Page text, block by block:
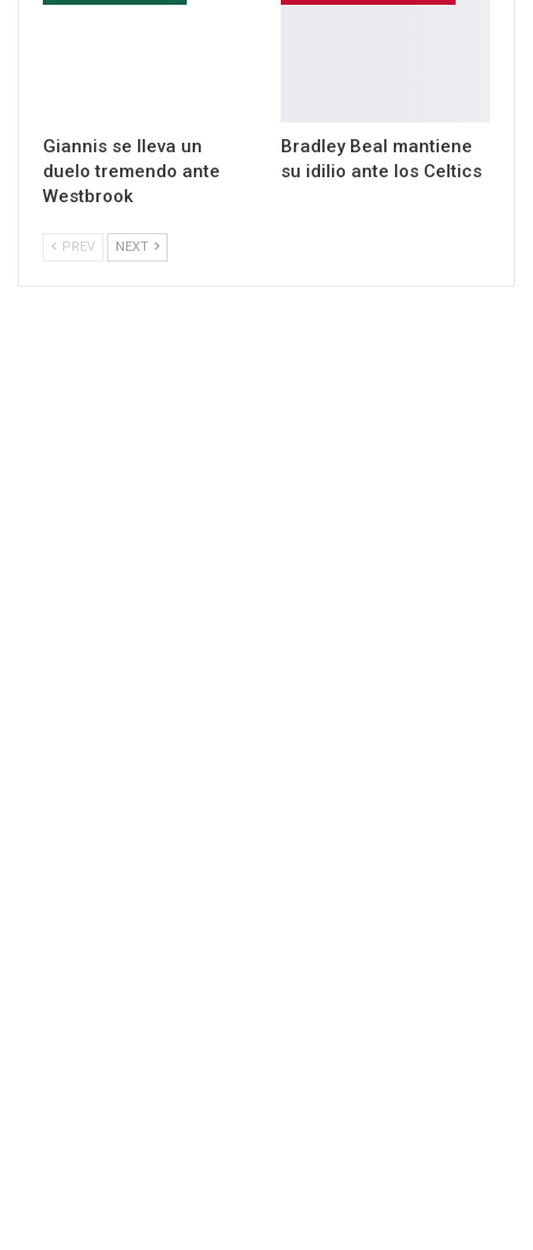
Giannis se lleva un
duelo tremendo ante
Westbrook
Bradley Beal mantiene
su idilio ante los Celtics
PREV NEXT